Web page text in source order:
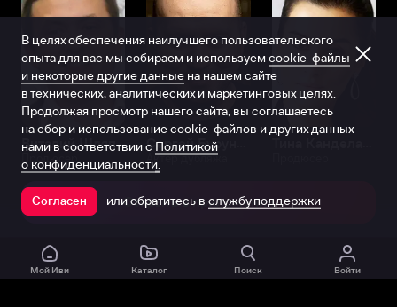
Виталий Шляппо
Продюсер Актёр дубляжа
Открыть в приложении
Мой Иви Каталог Поиск Войти
В целях обеспечения наилучшего пользовательского
опыта для вас мы собираем и используем cookie-файлы
и некоторые другие данные на нашем сайте
в технических, аналитических и маркетинговых целях.
Продолжая просмотр нашего сайта, вы соглашаетесь
на сбор и использование cookie-файлов и других данных
нами в соответствии с Политикой
о конфиденциальности.
Согласен или обратитесь в службу поддержки